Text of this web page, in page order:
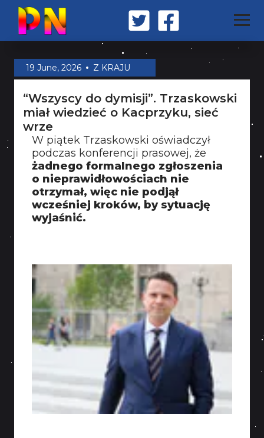
STRONA GŁÓWNA
Z KRAJU
ŚWIAT
MILITARIA
KONTAKT
19 June, 2026 Z KRAJU
“Wszyscy do dymisji”. Trzaskowski
miał wiedzieć o Kacprzyku, sieć
wrze
W piątek Trzaskowski oświadczył
podczas konferencji prasowej, że
żadnego formalnego zgłoszenia
o nieprawidłowościach nie
otrzymał, więc nie podjął
wcześniej kroków, by sytuację
wyjaśnić.